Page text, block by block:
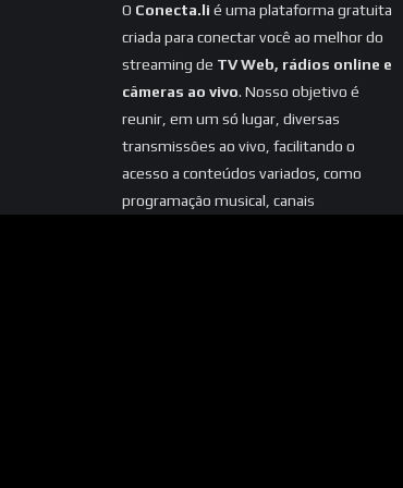
O Conecta.li é uma plataforma gratuita
criada para conectar você ao melhor do
streaming de TV Web, rádios online e
câmeras ao vivo. Nosso objetivo é
reunir, em um só lugar, diversas
transmissões ao vivo, facilitando o
acesso a conteúdos variados, como
programação musical, canais